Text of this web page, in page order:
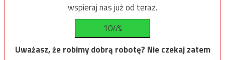
wspieraj nas już od teraz.
104%
Uważasz, że robimy dobrą robotę? Nie czekaj zatem